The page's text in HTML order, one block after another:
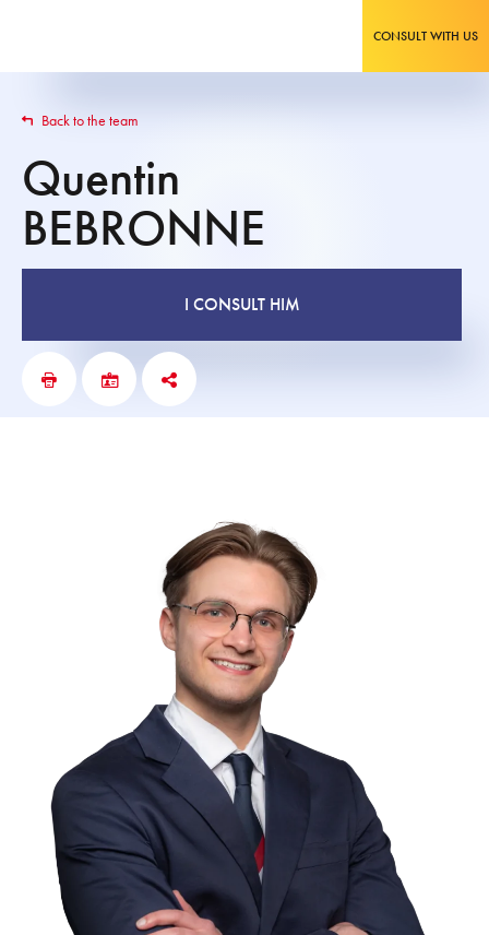
CONSULT WITH US
Back to the team
Quentin
BEBRONNE
I CONSULT HIM